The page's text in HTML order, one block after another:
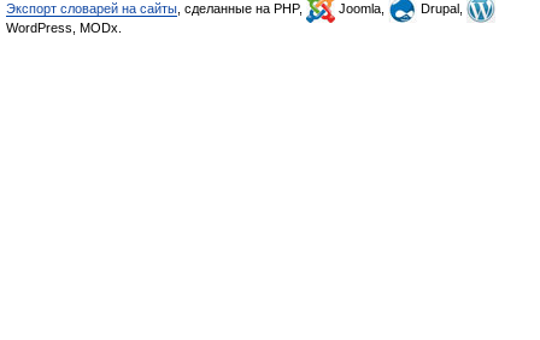
Экспорт словарей на сайты , сделанные на PHP, Joomla,
Drupal,
WordPress, MODx.